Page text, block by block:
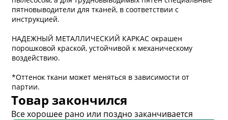
пятновыводители для тканей, в соответствии с
инструкцией.
НАДЕЖНЫЙ МЕТАЛЛИЧЕСКИЙ КАРКАС окрашен
порошковой краской, устойчивой к механическому
воздействию.
*Оттенок ткани может меняться в зависимости от
партии.
Товар закончился
Все хорошее рано или поздно заканчивается